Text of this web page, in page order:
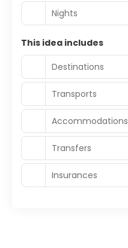
Nights
This idea includes
Destinations
Transports
Accommodations
Transfers
Insurances